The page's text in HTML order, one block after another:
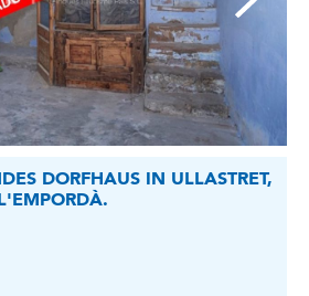
DORFHAUS IN ULLASTRET,